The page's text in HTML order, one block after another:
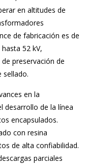
en altitudes de
de fabricación es de
52 kV,
preservación de
sellado.
en la
desarrollo de la línea
encapsulados.
con resina
de alta confiabilidad.
parciales